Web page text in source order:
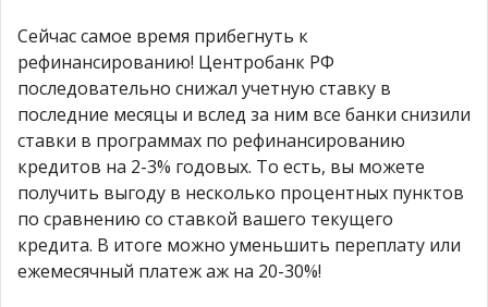
Сейчас самое время прибегнуть к
рефинансированию! Центробанк РФ
последовательно снижал учетную ставку в
последние месяцы и вслед за ним все банки снизили
ставки в программах по рефинансированию
кредитов на 2-3% годовых. То есть, вы можете
получить выгоду в несколько процентных пунктов
по сравнению со ставкой вашего текущего
кредита. В итоге можно уменьшить переплату или
ежемесячный платеж аж на 20-30%!